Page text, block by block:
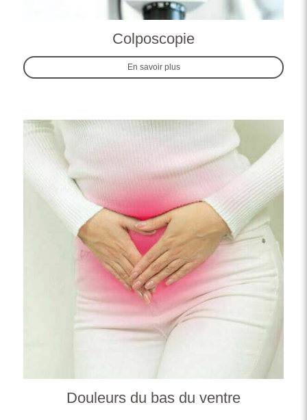
Colposcopie
En savoir plus
Douleurs du bas du ventre